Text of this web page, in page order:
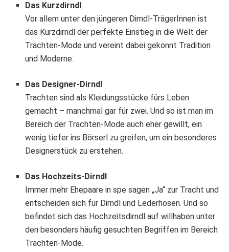
Das Kurzdirndl
Vor allem unter den jüngeren Dirndl-TrägerInnen ist
das Kurzdirndl der perfekte Einstieg in die Welt der
Trachten-Mode und vereint dabei gekonnt Tradition
und Moderne.
Das Designer-Dirndl
Trachten sind als Kleidungsstücke fürs Leben
gemacht – manchmal gar für zwei. Und so ist man im
Bereich der Trachten-Mode auch eher gewillt, ein
wenig tiefer ins Börserl zu greifen, um ein besonderes
Designerstück zu erstehen.
Das Hochzeits-Dirndl
Immer mehr Ehepaare in spe sagen „Ja“ zur Tracht und
entscheiden sich für Dirndl und Lederhosen. Und so
befindet sich das Hochzeitsdirndl auf willhaben unter
den besonders häufig gesuchten Begriffen im Bereich
Trachten-Mode.